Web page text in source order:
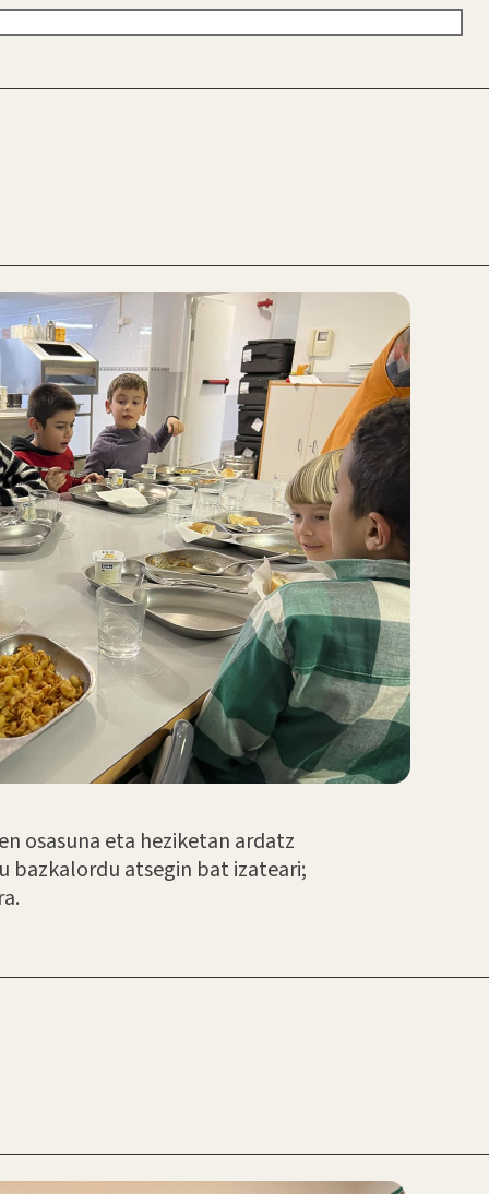
osasuna eta heziketan ardatz
bazkalordu atsegin bat izateari;